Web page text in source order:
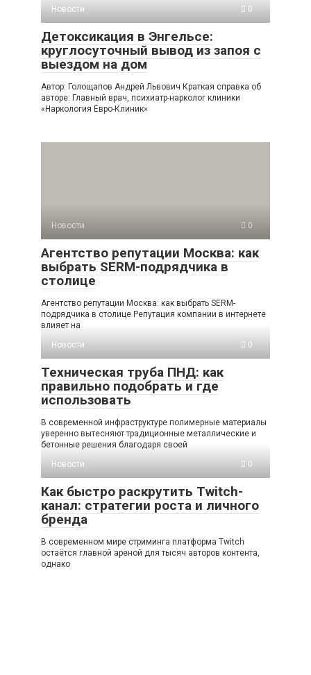
Новости
0
Детоксикация в Энгельсе:
круглосуточный вывод из запоя с
выездом на дом
Автор: Голощапов Андрей Львович Краткая справка об
авторе: Главный врач, психиатр-нарколог клиники
«Наркология Евро-Клиник»
Новости 0
Агентство репутации Москва: как
выбрать SERM-подрядчика в
столице
Агентство репутации Москва: как выбрать SERM-
подрядчика в столице Репутация компании в интернете
влияет на
Новости
0
Техническая труба ПНД: как
правильно подобрать и где
использовать
В современной инфраструктуре полимерные материалы
уверенно вытесняют традиционные металлические и
бетонные решения благодаря своей
Новости
0
Как быстро раскрутить Twitch-
канал: стратегии роста и личного
бренда
В современном мире стриминга платформа Twitch
остаётся главной ареной для тысяч авторов контента,
однако